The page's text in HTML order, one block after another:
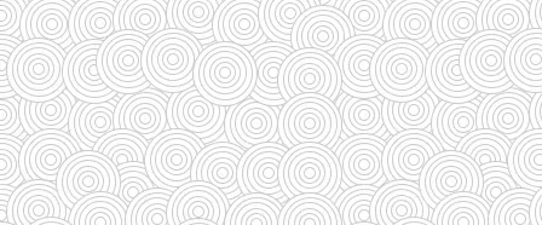
(33)
(35)
(58)
(95)